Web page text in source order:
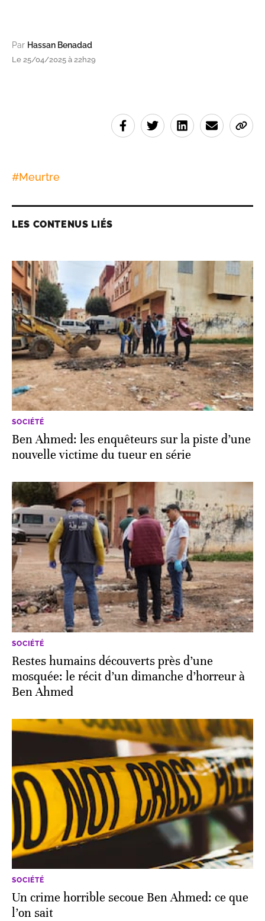
Par Hassan Benadad
Le 25/04/2025 à 22h29
#Meurtre
LES CONTENUS LIÉS
SOCIÉTÉ
Ben Ahmed: les enquêteurs sur la piste d’une
nouvelle victime du tueur en série
SOCIÉTÉ
Restes humains découverts près d’une
mosquée: le récit d’un dimanche d’horreur à
Ben Ahmed
SOCIÉTÉ
Un crime horrible secoue Ben Ahmed: ce que
l’on sait